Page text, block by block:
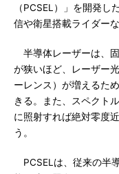
（PCSEL）」を開発
信や衛星搭載ライダー
半導体レーザーは、固
が狭いほど、レーザー
ーレンス）が増えるた
きる。また、スペクト
に照射すれば絶対零度
う。
PCSELは、従来の半